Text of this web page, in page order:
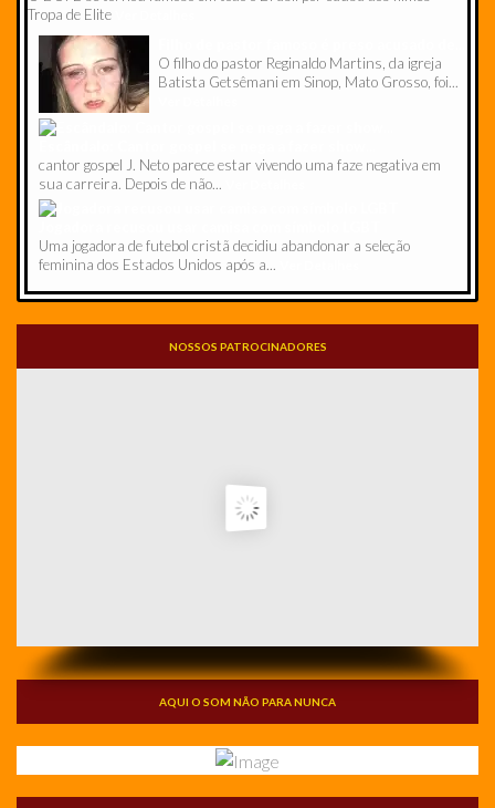
Tropa de Elite
O filho do pastor Reginaldo Martins, da igreja
Batista Getsêmani em Sinop, Mato Grosso, foi...
cantor gospel J. Neto parece estar vivendo uma faze negativa em
sua carreira. Depois de não...
Uma jogadora de futebol cristã decidiu abandonar a seleção
feminina dos Estados Unidos após a...
NOSSOS PATROCINADORES
AQUI O SOM NÃO PARA NUNCA